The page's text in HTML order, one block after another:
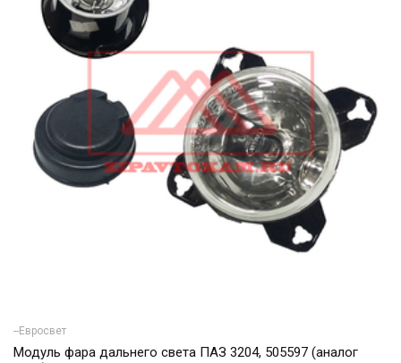
--Евросвет
Модуль фара дальнего света ПАЗ 3204, 505597 (аналог